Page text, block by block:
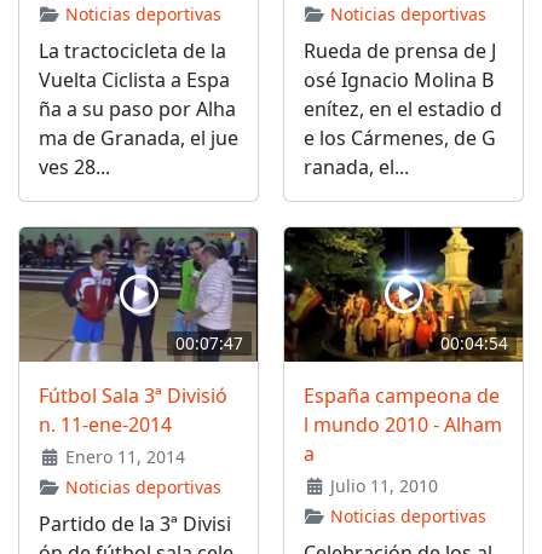
Noticias deportivas
La tractocicleta de la
Vuelta Ciclista a Espa
ña a su paso por Alha
ma de Granada, el jue
ves 28...
Noticias deportivas
Rueda de prensa de J
osé Ignacio Molina B
enítez, en el estadio d
e los Cármenes, de G
ranada, el...
00:07:47
Fútbol Sala 3ª Divisió
n. 11-ene-2014
Enero 11, 2014
Noticias deportivas
Partido de la 3ª Divisi
00:04:54
España campeona de
l mundo 2010 - Alham
a
Julio 11, 2010
Noticias deportivas